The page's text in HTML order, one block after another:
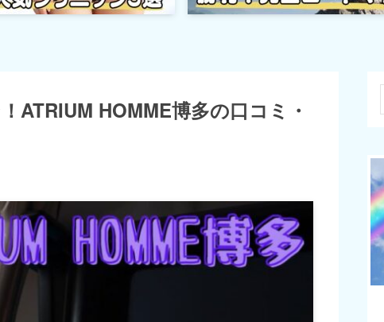
ATRIUM HOMME博多の口コミ・